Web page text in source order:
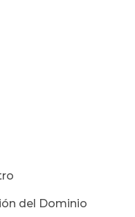
del Dominio